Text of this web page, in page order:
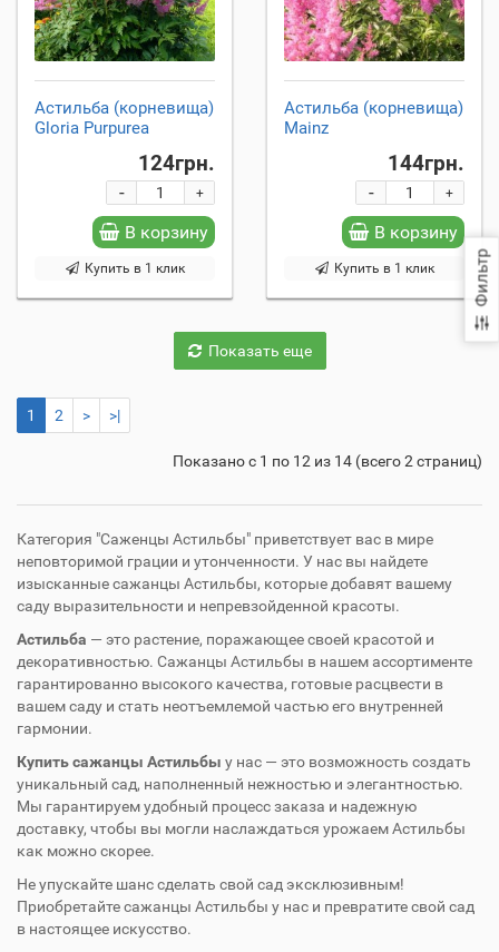
Фильтр
Астильба (корневища)
Gloria Purpurea
124грн.
+
-
В корзину
Купить в 1 клик
Астильба (корневища)
Mainz
144грн.
+
-
В корзину
Купить в 1 клик
Показать еще
1 2 > >|
Показано с 1 по 12 из 14 (всего 2 страниц)
Категория "Саженцы Астильбы" приветствует вас в мире
неповторимой грации и утонченности. У нас вы найдете
изысканные сажанцы Астильбы, которые добавят вашему
саду выразительности и непревзойденной красоты.
Астильба — это растение, поражающее своей красотой и
декоративностью. Сажанцы Астильбы в нашем ассортименте
гарантированно высокого качества, готовые расцвести в
вашем саду и стать неотъемлемой частью его внутренней
гармонии.
Купить сажанцы Астильбы у нас — это возможность создать
уникальный сад, наполненный нежностью и элегантностью.
Мы гарантируем удобный процесс заказа и надежную
доставку, чтобы вы могли наслаждаться урожаем Астильбы
как можно скорее.
Не упускайте шанс сделать свой сад эксклюзивным!
Приобретайте сажанцы Астильбы у нас и превратите свой сад
в настоящее искусство.